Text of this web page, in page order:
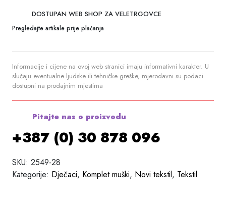
DOSTUPAN WEB SHOP ZA VELETRGOVCE
Pregledajte artikale prije plaćanja
Informacije i cijene na ovoj web stranici imaju informativni karakter. U
slučaju eventualne ljudske ili tehničke greške, mjerodavni su podaci
dostupni na prodajnim mjestima
Pitajte nas o proizvodu
+387 (0) 30 878 096
SKU: 2549-28
Kategorije: Dječaci, Komplet muški, Novi tekstil, Tekstil